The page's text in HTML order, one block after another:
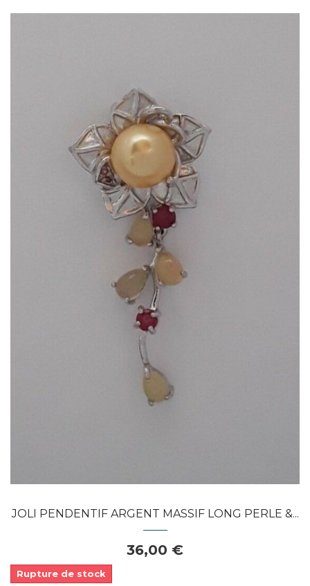
Dans mon panier
APERÇU RAPIDE
JOLI PENDENTIF ARGENT MASSIF LONG PERLE &...
36,00 €
Rupture de stock